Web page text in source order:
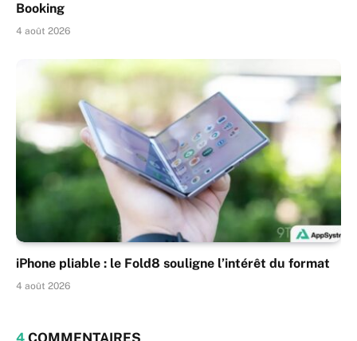
Booking
4 août 2026
iPhone pliable : le Fold8 souligne l’intérêt du format
4 août 2026
4 COMMENTAIRES